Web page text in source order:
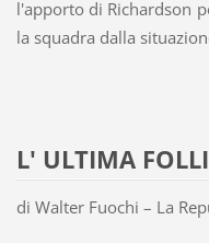
l'apporto di Richardson
la squadra dalla
L' ULTIMA
di Walter Fuochi – La